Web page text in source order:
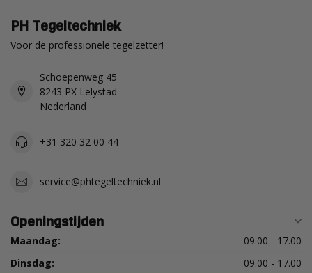
PH Tegeltechniek
Voor de professionele tegelzetter!
Schoepenweg 45
8243 PX Lelystad
Nederland
+31 320 32 00 44
service@phtegeltechniek.nl
Openingstijden
Maandag:
09.00 - 17.00
Dinsdag:
09.00 - 17.00